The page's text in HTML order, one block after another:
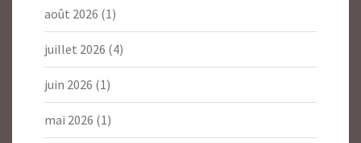
août 2026 (1)
juillet 2026 (4)
juin 2026 (1)
mai 2026 (1)